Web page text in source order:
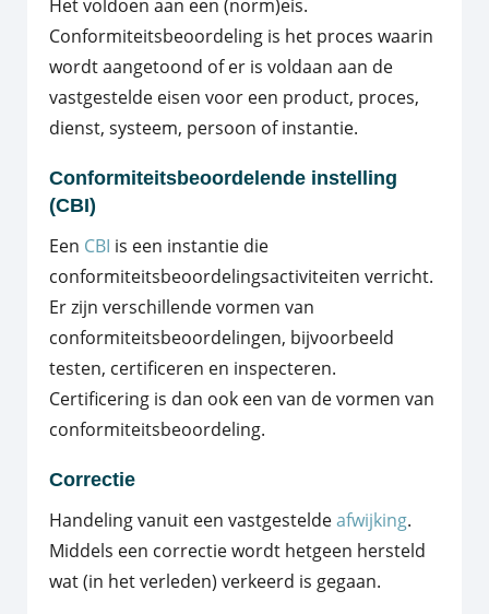
Het voldoen aan een (norm)eis.
Conformiteitsbeoordeling is het proces waarin
wordt aangetoond of er is voldaan aan de
vastgestelde eisen voor een product, proces,
dienst, systeem, persoon of instantie.
Conformiteitsbeoordelende instelling
(CBI)
Een CBI is een instantie die
conformiteitsbeoordelingsactiviteiten verricht.
Er zijn verschillende vormen van
conformiteitsbeoordelingen, bijvoorbeeld
testen, certificeren en inspecteren.
Certificering is dan ook een van de vormen van
conformiteitsbeoordeling.
Correctie
Handeling vanuit een vastgesteldeafwijking.
Middels een correctie wordt hetgeen hersteld
wat (in het verleden) verkeerd is gegaan.